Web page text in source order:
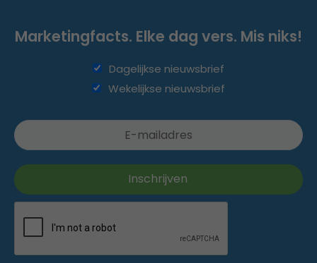
Marketingfacts. Elke dag vers. Mis niks!
Dagelijkse nieuwsbrief
Wekelijkse nieuwsbrief